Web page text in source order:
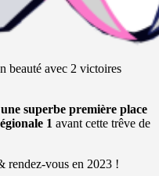
beauté avec 2 victoires
superbe première place
1 avant cette trêve de
rendez-vous en 2023 !